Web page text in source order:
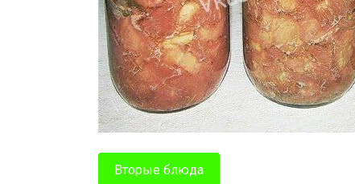
Вторые блюда